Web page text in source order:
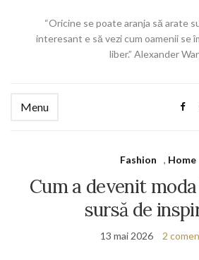
“Oricine se poate aranja să arate
interesant e să vezi cum oamenii se
liber.” Alexander
Menu
Fashion , Home
Cum a devenit
sursă de
13 mai 2026 2